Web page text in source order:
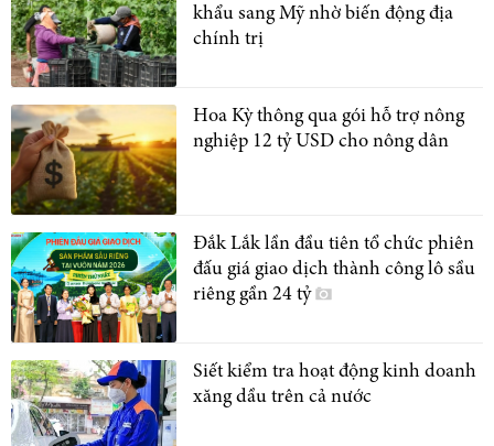
khẩu sang Mỹ nhờ biến động địa
chính trị
Hoa Kỳ thông qua gói hỗ trợ nông
nghiệp 12 tỷ USD cho nông dân
Đắk Lắk lần đầu tiên tổ chức phiên
đấu giá giao dịch thành công lô sầu
riêng gần 24 tỷ
Siết kiểm tra hoạt động kinh doanh
xăng dầu trên cả nước